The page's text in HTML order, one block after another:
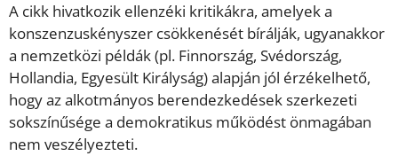
A cikk hivatkozik ellenzéki kritikákra, amelyek a
konszenzuskényszer csökkenését bírálják, ugyanakkor
a nemzetközi példák (pl. Finnország, Svédország,
Hollandia, Egyesült Királyság) alapján jól érzékelhető,
hogy az alkotmányos berendezkedések szerkezeti
sokszínűsége a demokratikus működést önmagában
nem veszélyezteti.